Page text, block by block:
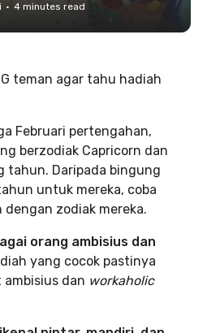
· 4 minutes read
teman agar tahu hadiah
Februari pertengahan,
berzodiak Capricorn dan
tahun. Daripada bingung
untuk mereka, coba
dengan zodiak mereka.
orang ambisius dan
yang cocok pastinya
dan workaholic